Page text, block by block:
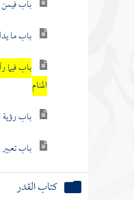
باب
باب ما
باب فيما
المنام
باب رؤية
باب تعبير
كتاب القدر